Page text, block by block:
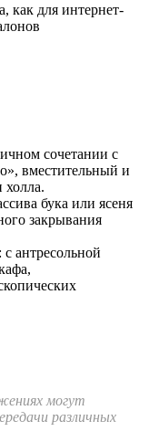
как для интернет-
сочетании с
вместительный и
бука или ясеня
закрывания
антресольной
могут
различных